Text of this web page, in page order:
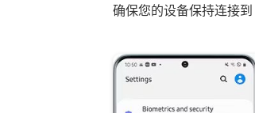
确保您的设备保持连接到